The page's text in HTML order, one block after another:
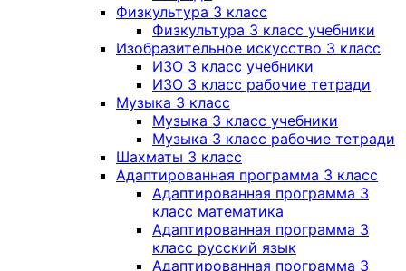
Физкультура 3 класс
Физкультура 3 класс учебники
Изобразительное искусство 3 класс
ИЗО 3 класс учебники
ИЗО 3 класс рабочие тетради
Музыка 3 класс
Музыка 3 класс учебники
Музыка 3 класс рабочие тетради
Шахматы 3 класс
Адаптированная программа 3 класс
Адаптированная программа 3
класс математика
Адаптированная программа 3
класс русский язык
Адаптированная программа 3